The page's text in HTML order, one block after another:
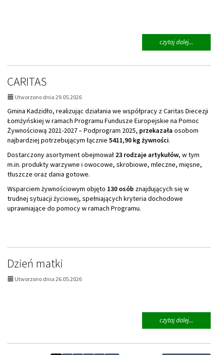
czytaj dalej...
temat:
"Posiłek
domu"
na
lata
-
CARITAS
Utworzono dnia 29.05.2026
Gmina Kadzidło, realizując działania we współpracy z Caritas Diecezji
Łomżyńskiej w ramach Programu Fundusze Europejskie na Pomoc
Żywnościową 2021-2027 – Podprogram 2025, przekazała osobom
najbardziej potrzebującym łącznie 5411,90 kg żywności.
Dostarczony asortyment obejmował 23 rodzaje artykułów, w tym
m.in. produkty warzywne i owocowe, skrobiowe, mleczne, mięsne,
tłuszcze oraz dania gotowe.
Wsparciem żywnościowym objęto 130 osób znajdujących się w
trudnej sytuacji życiowej, spełniających kryteria dochodowe
uprawniające do pomocy w ramach Programu.
Dzień matki
Utworzono dnia 26.05.2026
czytaj dalej...
temat:
matki